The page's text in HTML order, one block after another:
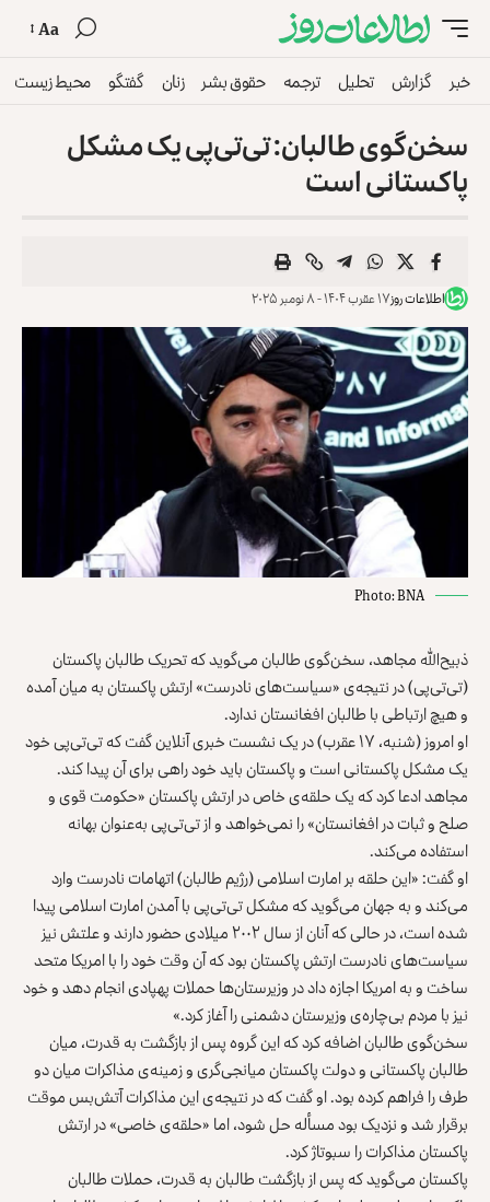
Aa
خبر گزارش تحلیل ترجمه حقوق بشر زنان گفتگو محیط زیست
سخن‌گوی طالبان: تی‌تی‌پی یک مشکل
پاکستانی است
اطلاعات روز۱۷ عقرب ۱۴۰۴ - ۸ نومبر ۲۰۲۵
Photo: BNA
ذبیح‌الله مجاهد، سخن‌گوی طالبان می‌گوید که تحریک طالبان پاکستان
(تی‌تی‌پی) در نتیجه‌ی «سیاست‌های نادرست» ارتش پاکستان به میان آمده
و هیچ ارتباطی با طالبان افغانستان ندارد.
او امروز (شنبه، ۱۷ عقرب) در یک نشست خبری آنلاین گفت که تی‌تی‌پی خود
یک مشکل پاکستانی است و پاکستان باید خود راهی برای آن پیدا کند.
مجاهد ادعا کرد که یک حلقه‌ی خاص در ارتش پاکستان «حکومت قوی و
صلح و ثبات در افغانستان» را نمی‌خواهد و از تی‌تی‌پی به‌عنوان بهانه
استفاده می‌کند.
او گفت: «این حلقه بر امارت اسلامی (رژیم طالبان) اتهامات نادرست وارد
می‌کند و به جهان می‌گوید که مشکل تی‌تی‌پی با آمدن امارت اسلامی پیدا
شده است، در حالی‌ که آنان از سال ۲۰۰۲ میلادی حضور دارند و علتش نیز
سیاست‌های نادرست ارتش پاکستان بود که آن وقت خود را با امریکا متحد
ساخت و به امریکا اجازه داد در وزیرستان‌ها حملات پهپادی انجام دهد و خود
نیز با مردم بی‌چاره‌ی وزیرستان دشمنی را آغاز کرد.»
سخن‌گوی طالبان اضافه کرد که این گروه پس از بازگشت به قدرت، میان
طالبان پاکستانی و دولت پاکستان میانجی‌گری و زمینه‌ی مذاکرات میان دو
طرف را فراهم کرده بود. او گفت که در نتیجه‌ی این مذاکرات آتش‌بس موقت
برقرار شد و نزدیک بود مسأله حل شود، اما «حلقه‌ی خاصی» در ارتش
پاکستان مذاکرات را سبوتاژ کرد.
پاکستان می‌گوید که پس از بازگشت طالبان به قدرت، حملات طالبان